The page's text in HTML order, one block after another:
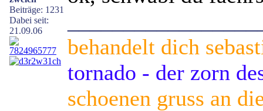
Beiträge: 1231
Dabei seit:
21.09.06
behandelt dich
tornado - der zorn
schoenen gruss an